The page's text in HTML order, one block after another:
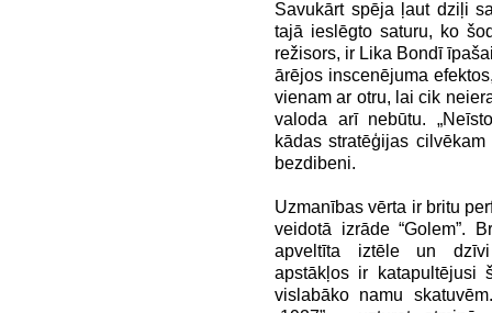
Savukārt spēja ļaut dziļi
tajā ieslēgto saturu, ko
režisors, ir Lika Bondī
ārējos inscenējuma
vienam ar otru, lai cik
valoda arī nebūtu.
kādas stratēģijas
bezdibeni.
Uzmanības vērta ir britu
veidotā izrāde “Golem”.
apveltīta iztēle un dzīvi
apstākļos ir katapultējusi
vislabāko namu